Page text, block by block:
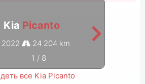
Kia Picanto
2022
24 204 km
1 / 8
все Kia Picanto